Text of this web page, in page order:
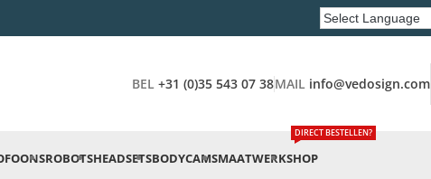
BEL +31 (0)35 543 07 38MAIL info@vedosign.com
ROBOTSHEADSETSBODYCAMSMAATWERKSHOP
DIRECT BESTELLEN?